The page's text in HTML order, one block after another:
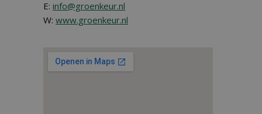
E: info@groenkeur.nl
W: www.groenkeur.nl